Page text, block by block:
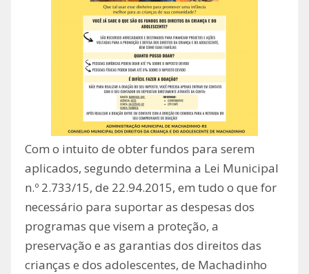
Com o intuito de obter fundos para serem
aplicados, segundo determina a Lei Municipal
n.º 2.733/15, de 22.94.2015, em tudo o que for
necessário para suportar as despesas dos
programas que visem a proteção, a
preservação e as garantias dos direitos das
crianças e dos adolescentes, de Machadinho